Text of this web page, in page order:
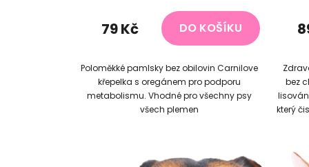
DO KOŠÍKU
79 Kč
Poloměkké pamlsky bez obilovin Carnilove
křepelka s oregánem pro podporu
metabolismu. Vhodné pro všechny psy
všech plemen
bez
který